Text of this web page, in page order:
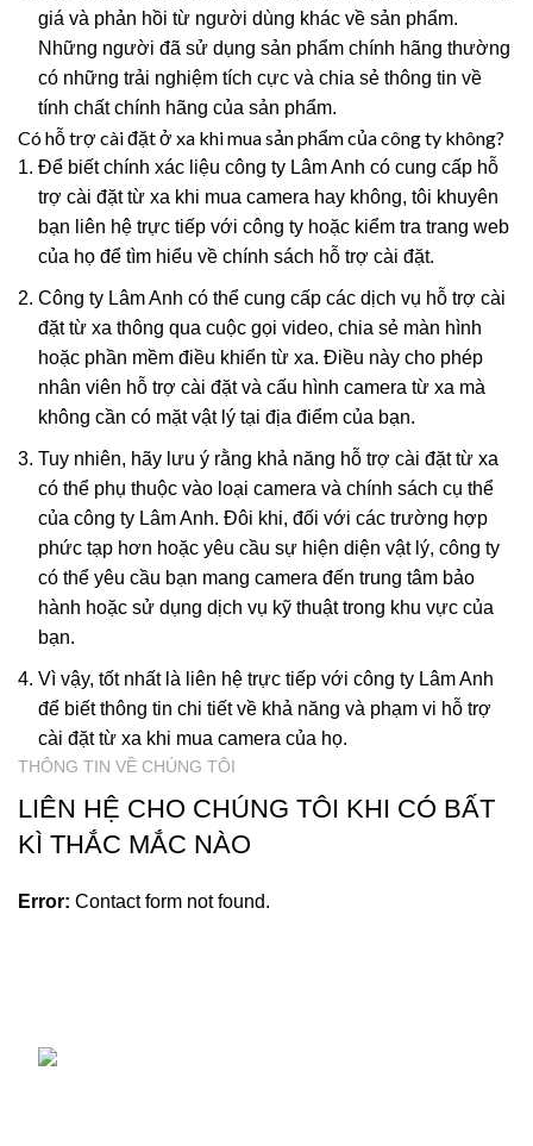
giá và phản hồi từ người dùng khác về sản phẩm.
Những người đã sử dụng sản phẩm chính hãng thường
có những trải nghiệm tích cực và chia sẻ thông tin về
tính chất chính hãng của sản phẩm.
Có hỗ trợ cài đặt ở xa khi mua sản phẩm của công ty không?
Để biết chính xác liệu công ty Lâm Anh có cung cấp hỗ
trợ cài đặt từ xa khi mua camera hay không, tôi khuyên
bạn liên hệ trực tiếp với công ty hoặc kiểm tra trang web
của họ để tìm hiểu về chính sách hỗ trợ cài đặt.
Công ty Lâm Anh có thể cung cấp các dịch vụ hỗ trợ cài
đặt từ xa thông qua cuộc gọi video, chia sẻ màn hình
hoặc phần mềm điều khiển từ xa. Điều này cho phép
nhân viên hỗ trợ cài đặt và cấu hình camera từ xa mà
không cần có mặt vật lý tại địa điểm của bạn.
Tuy nhiên, hãy lưu ý rằng khả năng hỗ trợ cài đặt từ xa
có thể phụ thuộc vào loại camera và chính sách cụ thể
của công ty Lâm Anh. Đôi khi, đối với các trường hợp
phức tạp hơn hoặc yêu cầu sự hiện diện vật lý, công ty
có thể yêu cầu bạn mang camera đến trung tâm bảo
hành hoặc sử dụng dịch vụ kỹ thuật trong khu vực của
bạn.
Vì vậy, tốt nhất là liên hệ trực tiếp với công ty Lâm Anh
để biết thông tin chi tiết về khả năng và phạm vi hỗ trợ
cài đặt từ xa khi mua camera của họ.
THÔNG TIN VỀ CHÚNG TÔI
LIÊN HỆ CHO CHÚNG TÔI KHI CÓ BẤT
KÌ THẮC MẮC NÀO
Error: Contact form not found.